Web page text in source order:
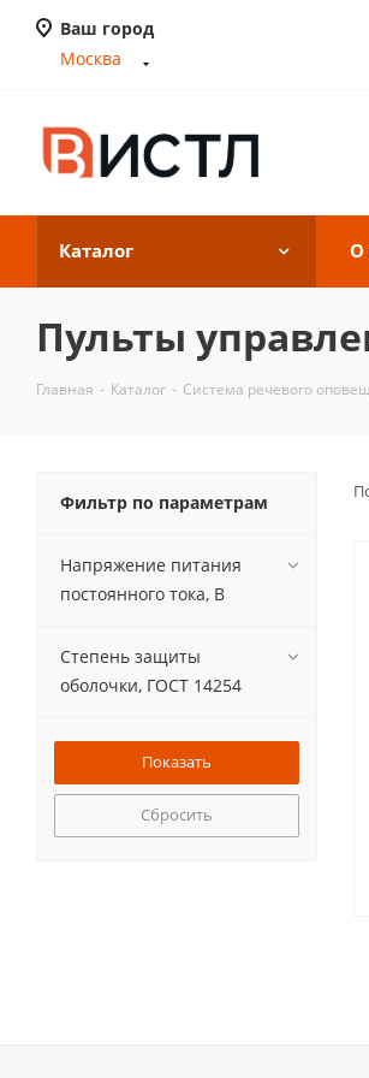
Ваш город
Москва
Каталог О
Пульты
Главная - Каталог - Система речевого
Фильтр по параметрам
Напряжение питания
постоянного тока, В
Степень защиты
оболочки, ГОСТ 14254
Сбросить